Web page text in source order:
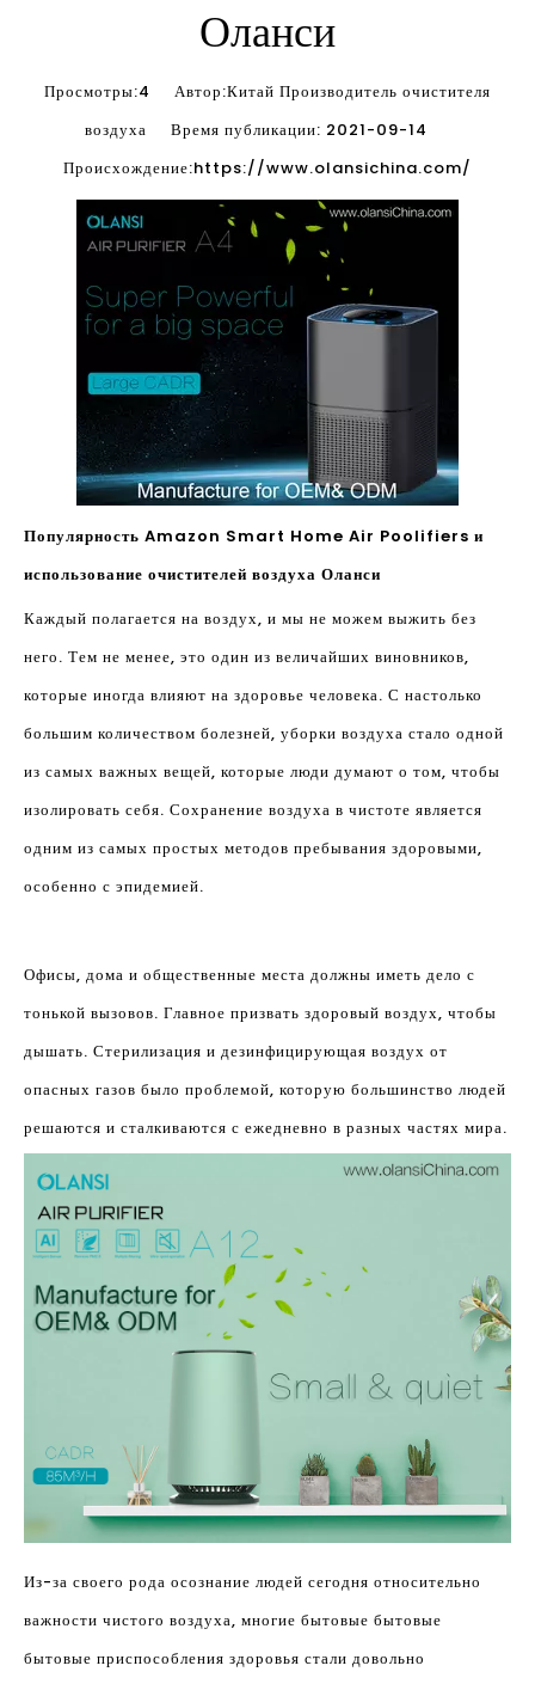
Оланси
Просмотры:4
Автор:Китай Производитель очистителя
воздуха Время публикации: 2021-09-14
Происхождение:https://www.olansichina.com/
Популярность Amazon Smart Home Air Poolifiers и
использование очистителей воздуха Оланси
Каждый полагается на воздух, и мы не можем выжить без
него. Тем не менее, это один из величайших виновников,
которые иногда влияют на здоровье человека. С настолько
большим количеством болезней, уборки воздуха стало одной
из самых важных вещей, которые люди думают о том, чтобы
изолировать себя. Сохранение воздуха в чистоте является
одним из самых простых методов пребывания здоровыми,
особенно с эпидемией.
Офисы, дома и общественные места должны иметь дело с
тонькой вызовов. Главное призвать здоровый воздух, чтобы
дышать. Стерилизация и дезинфицирующая воздух от
опасных газов было проблемой, которую большинство людей
решаются и сталкиваются с ежедневно в разных частях мира.
Из-за своего рода осознание людей сегодня относительно
важности чистого воздуха, многие бытовые бытовые
бытовые приспособления здоровья стали довольно